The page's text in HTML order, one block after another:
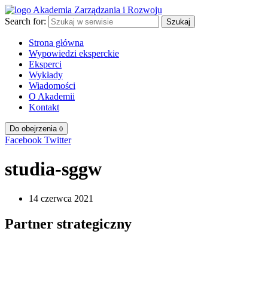
Search for: Szukaj
Strona główna
Wypowiedzi eksperckie
Eksperci
Wykłady
Wiadomości
O Akademii
Kontakt
Do obejrzenia 0
Facebook Twitter
studia-sggw
14 czerwca 2021
Partner strategiczny